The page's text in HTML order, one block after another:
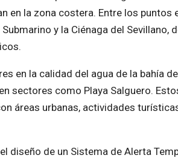
en la zona costera. Entre los puntos
y la Ciénaga del Sevillano,
en la calidad del agua de la bahía
sectores como Playa Salguero.
áreas urbanas, actividades
diseño de un Sistema de Alerta